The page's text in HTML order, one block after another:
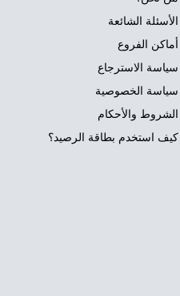
الأسئلة الشائعة
أماكن الفروع
سياسة الاسترجاع
سياسة الخصوصية
الشروط والأحكام
كيف استخدم بطاقة الرصيد؟